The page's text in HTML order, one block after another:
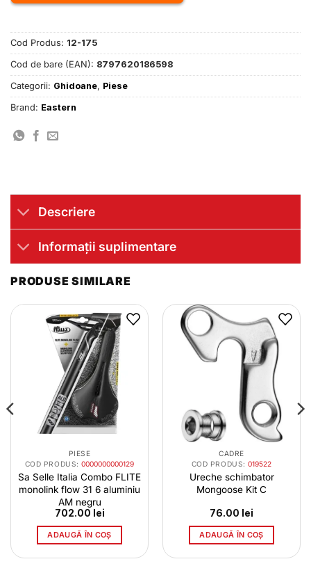
Cod Produs: 12-175
Cod de bare (EAN): 8797620186598
Categorii: Ghidoane, Piese
Brand: Eastern
Descriere
Informații suplimentare
PRODUSE SIMILARE
PIESE
COD PRODUS:0000000000129
Sa Selle Italia Combo FLITE
monolink flow 31 6 aluminiu
AM negru
702.00 lei
ADAUGĂ ÎN COȘ
CADRE
COD PRODUS:019522
Ureche schimbator
Mongoose Kit C
76.00 lei
ADAUGĂ ÎN COȘ